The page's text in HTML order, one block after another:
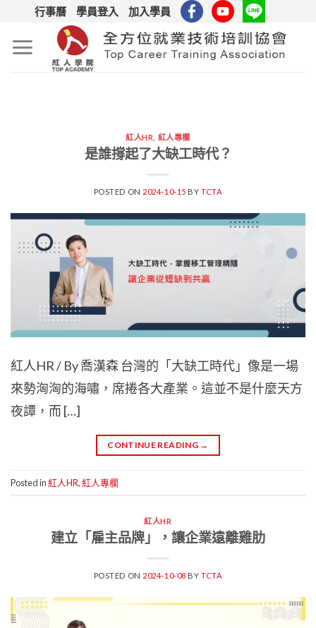
content
行事曆 學員登入 加入學員
紅人HR 紅人專欄
是誰撐起了大缺工時代？
POSTED ON 2024-10-15 BYTCTA
紅人HR / By 喬漢森 台灣的「大缺工時代」像是一場
來勢洶洶的海嘯，席捲各大產業。這並不是什麼天方
夜譚，而 […]
CONTINUE READING →
Posted in紅人HR,紅人專欄
紅人HR
建立「雇主品牌」，讓企業遠離雞肋
POSTED ON 2024-10-08 BYTCTA